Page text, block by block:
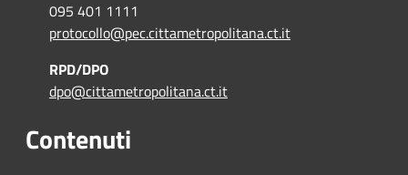
095 401 1111
protocollo@pec.cittametropolitana.ct.it
RPD/DPO
dpo@cittametropolitana.ct.it
Contenuti